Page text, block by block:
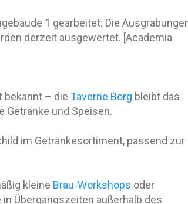
1 gearbeitet: Die
derzeit ausgewertet. [Academia
bekannt – die Taverne Borg bleibt das
und Speisen.
im Getränkesortiment, passend zur
kleine Brau‑Workshops oder
Übergangszeiten außerhalb des